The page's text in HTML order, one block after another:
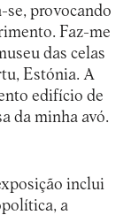
se, provocando
Faz-me
das celas
Estónia. A
edifício de
da minha avó.
inclui
a